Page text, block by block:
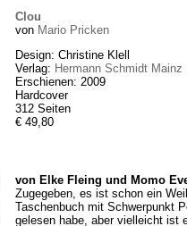
Clou
von Mario Pricken
Design: Christine Klell
Verlag: Hermann Schmidt Mainz
Erschienen: 2009
Hardcover
312 Seiten
€ 49,80
von Elke Fleing und Momo
Zugegeben, es ist schon ein
Taschenbuch mit Schwerpunkt
gelesen habe, aber vielleicht ist